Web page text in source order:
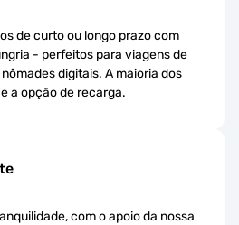
de curto ou longo prazo com
- perfeitos para viagens de
digitais. A maioria dos
a opção de recarga.
com o apoio da nossa